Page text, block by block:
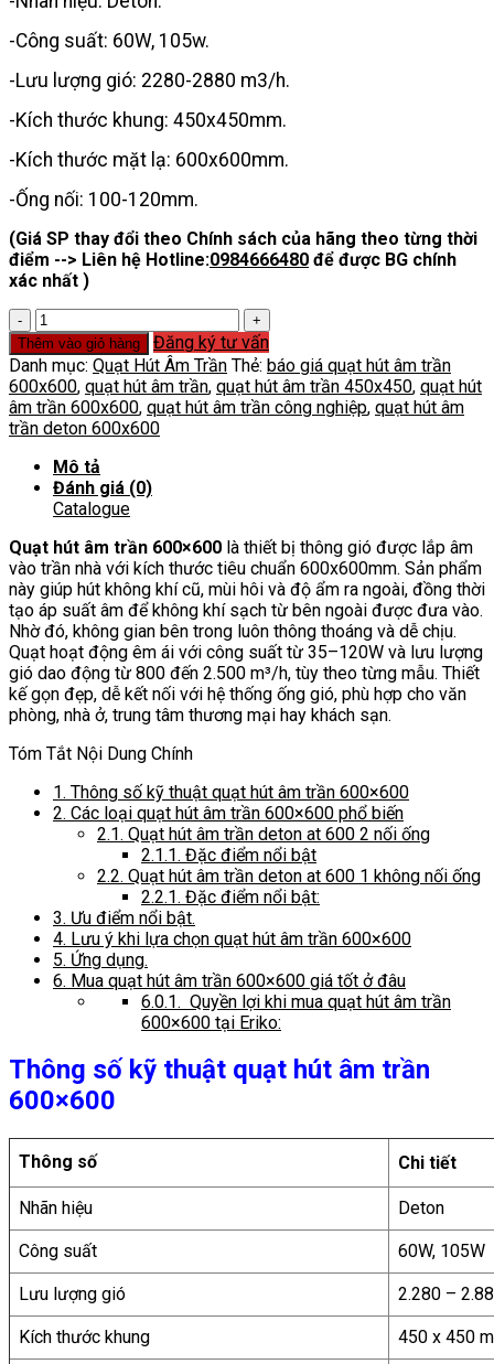
-Công suất: 60W, 105w.
-Lưu lượng gió: 2280-2880 m3/h.
-Kích thước khung: 450x450mm.
-Kích thước mặt lạ: 600x600mm.
-Ống nối: 100-120mm.
(Giá SP thay đổi theo Chính sách của hãng theo từng thời
điểm --> Liên hệ Hotline:0984666480 để được BG chính
xác nhất )
Quạt
hút
âm
trần
600x600
số
lượng
Thêm vào giỏ hàng
Đăng ký tư vấn
Danh mục: Quạt Hút Âm Trần Thẻ: báo giá quạt hút âm trần
600x600, quạt hút âm trần, quạt hút âm trần 450x450, quạt hút
âm trần 600x600, quạt hút âm trần công nghiệp, quạt hút âm
trần deton 600x600
Mô tả
Đánh giá (0)
Catalogue
Quạt hút âm trần 600×600 là thiết bị thông gió được lắp âm
vào trần nhà với kích thước tiêu chuẩn 600x600mm. Sản phẩm
này giúp hút không khí cũ, mùi hôi và độ ẩm ra ngoài, đồng thời
tạo áp suất âm để không khí sạch từ bên ngoài được đưa vào.
Nhờ đó, không gian bên trong luôn thông thoáng và dễ chịu.
Quạt hoạt động êm ái với công suất từ 35–120W và lưu lượng
gió dao động từ 800 đến 2.500 m³/h, tùy theo từng mẫu. Thiết
kế gọn đẹp, dễ kết nối với hệ thống ống gió, phù hợp cho văn
phòng, nhà ở, trung tâm thương mại hay khách sạn.
Tóm Tắt Nội Dung Chính
1. Thông số kỹ thuật quạt hút âm trần 600×600
2. Các loại quạt hút âm trần 600×600 phổ biến
2.1. Quạt hút âm trần deton at 600 2 nối ống
2.1.1. Đặc điểm nổi bật
2.2. Quạt hút âm trần deton at 600 1 không nối ống
2.2.1. Đặc điểm nổi bật:
3. Ưu điểm nổi bật.
4. Lưu ý khi lựa chọn quạt hút âm trần 600×600
5. Ứng dụng.
6. Mua quạt hút âm trần 600×600 giá tốt ở đâu
6.0.1. Quyền lợi khi mua quạt hút âm trần
600×600 tại Eriko:
Thông số kỹ thuật quạt hút âm trần
600×600
Thông số Chi tiết
Nhãn hiệu Deton
Công suất 60W, 105W
Lưu lượng gió 2.280 –
Kích thước khung 450 x 450